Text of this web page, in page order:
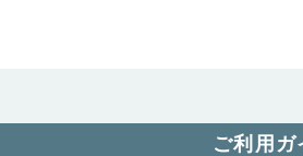
ご利用ガ